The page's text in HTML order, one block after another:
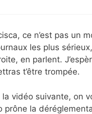
ce n’est pas un
les plus
en parlent.
t’être trompée.
la vidéo suivante, on
prône la